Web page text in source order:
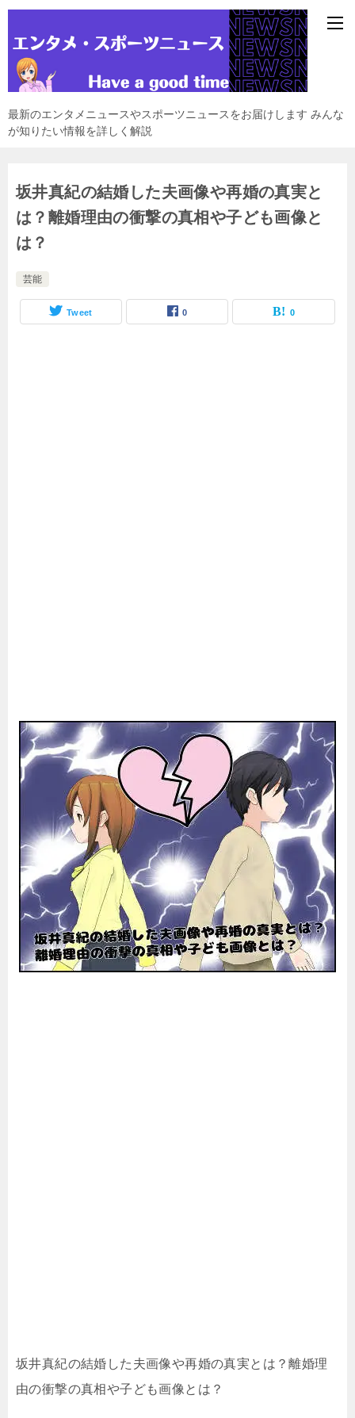
最新のエンタメニュースやスポーツニュースをお届けします みんな
が知りたい情報を詳しく解説
坂井真紀の結婚した夫画像や再婚の真実と
は？離婚理由の衝撃の真相や子ども画像と
は？
芸能
Tweet 0 0
坂井真紀の結婚した夫画像や再婚の真実とは？離婚理
由の衝撃の真相や子ども画像とは？